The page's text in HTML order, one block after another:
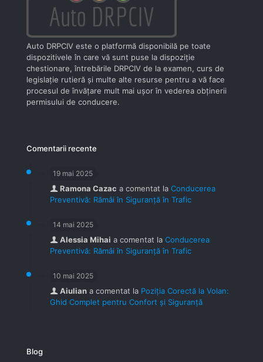
Auto DRPCIV este o platformă disponibilă pe toate
dispozitivele în care vă sunt puse la dispoziţie
chestionare, întrebările DRPCIV de la examen, curs de
legislaţie rutieră şi multe alte resurse pentru a vă face
procesul de învăţare mult mai uşor în vederea obţinerii
permisului de conducere.
Comentarii recente
19 mai 2025
Ramona Cazac a comentat la Conducerea
Preventivă: Rămâi în Siguranță în Trafic
14 mai 2025
Alessia Mihai a comentat la Conducerea
Preventivă: Rămâi în Siguranță în Trafic
10 mai 2025
Aiulian a comentat la Poziția Corectă la Volan:
Ghid Complet pentru Confort și Siguranță
Blog